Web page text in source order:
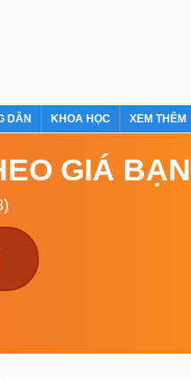
DÂN KHOA HỌC XEM THÊM
GIÁ BẠN